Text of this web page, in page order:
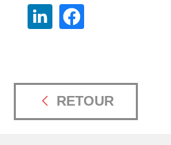
RETOUR